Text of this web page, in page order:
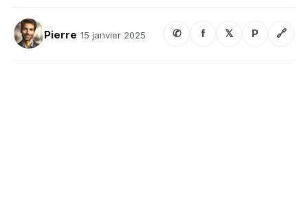
Pierre 15 janvier 2025 ✆ f 𝕏 P 🔗